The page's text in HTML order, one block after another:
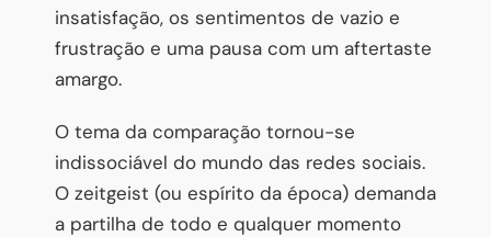
insatisfação, os sentimentos de vazio e
frustração e uma pausa com um aftertaste
amargo.
O tema da comparação tornou-se
indissociável do mundo das redes sociais.
O zeitgeist (ou espírito da época) demanda
a partilha de todo e qualquer momento